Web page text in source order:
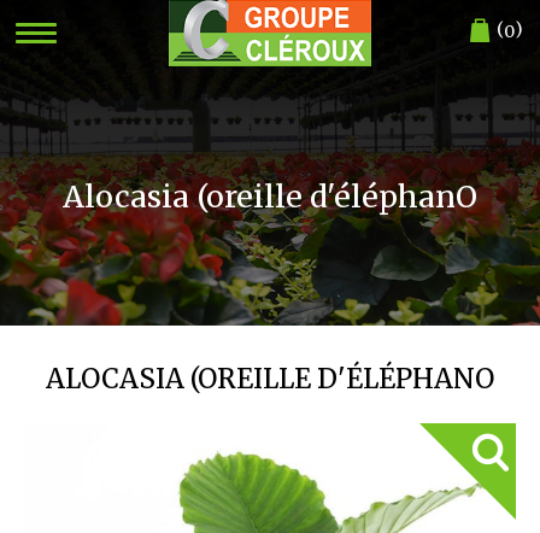
(0)
Alocasia (oreille d'éléphanO
ALOCASIA (OREILLE D'ÉLÉPHANO